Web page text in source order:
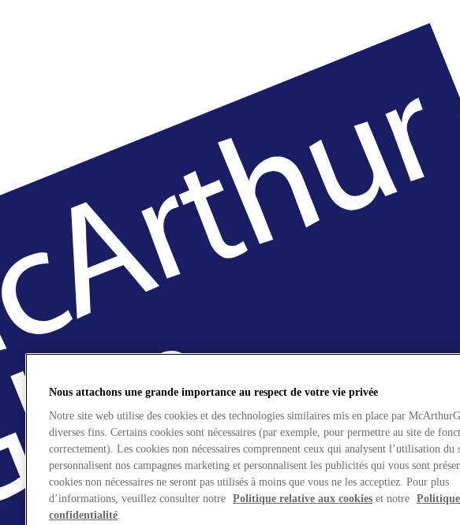
Nous attachons une grande importance au respect de votre vie privée
Notre site web utilise des cookies et des technologies similaires mis en place par
diverses fins. Certains cookies sont nécessaires (par exemple, pour permettre au site de
correctement). Les cookies non nécessaires comprennent ceux qui analysent l’utilisation du
personnalisent nos campagnes marketing et personnalisent les publicités qui vous sont
cookies non nécessaires ne seront pas utilisés à moins que vous ne les acceptiez. Pour plus
d’informations, veuillez consulter notre Politique relative aux cookies et notre
confidentialité.